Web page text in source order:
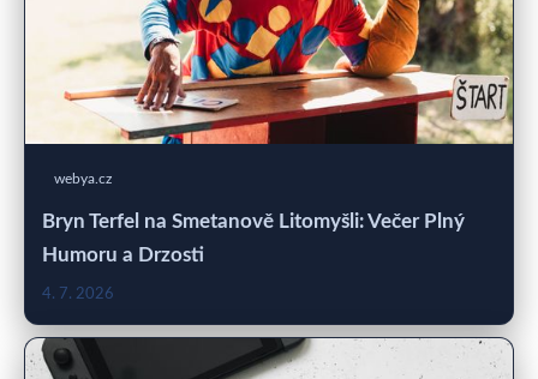
webya.cz
Bryn Terfel na Smetanově Litomyšli: Večer Plný
Humoru a Drzosti
4. 7. 2026